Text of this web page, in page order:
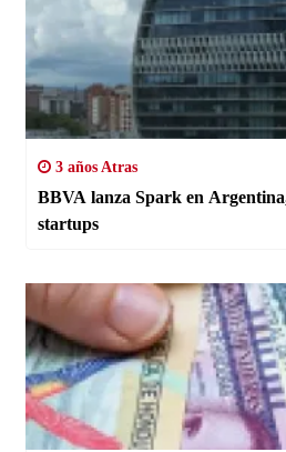
3 años Atras
BBVA lanza Spark en
startups